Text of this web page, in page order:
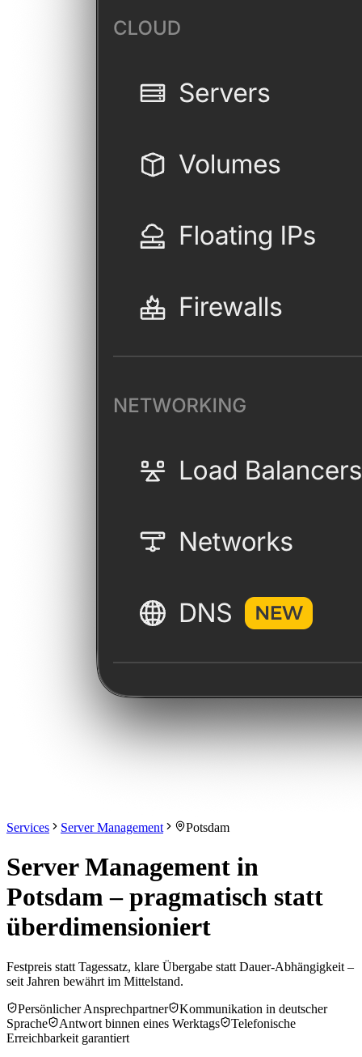
Services Server Management Potsdam
Server Management in
Potsdam – pragmatisch statt
überdimensioniert
Festpreis statt Tagessatz, klare Übergabe statt Dauer-Abhängigkeit –
seit Jahren bewährt im Mittelstand.
Persönlicher Ansprechpartner
Kommunikation in deutscher
Sprache
Antwort binnen eines Werktags
Telefonische
Erreichbarkeit garantiert